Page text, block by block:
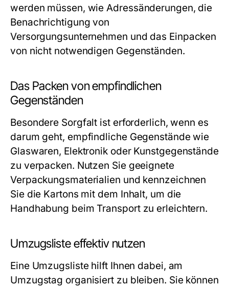
werden müssen, wie Adressänderungen, die
Benachrichtigung von
Versorgungsunternehmen und das Einpacken
von nicht notwendigen Gegenständen.
Das Packen von empfindlichen
Gegenständen
Besondere Sorgfalt ist erforderlich, wenn es
darum geht, empfindliche Gegenstände wie
Glaswaren, Elektronik oder Kunstgegenstände
zu verpacken. Nutzen Sie geeignete
Verpackungsmaterialien und kennzeichnen
Sie die Kartons mit dem Inhalt, um die
Handhabung beim Transport zu erleichtern.
Umzugsliste effektiv nutzen
Eine Umzugsliste hilft Ihnen dabei, am
Umzugstag organisiert zu bleiben. Sie können